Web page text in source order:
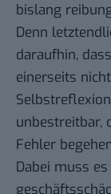
bislang
Denn
daraufhin,
einerseits
unbestreitbar,
Fehler
Dabei muss